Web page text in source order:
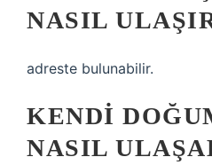
NASIL
adreste bulunabilir.
KENDI
NASIL